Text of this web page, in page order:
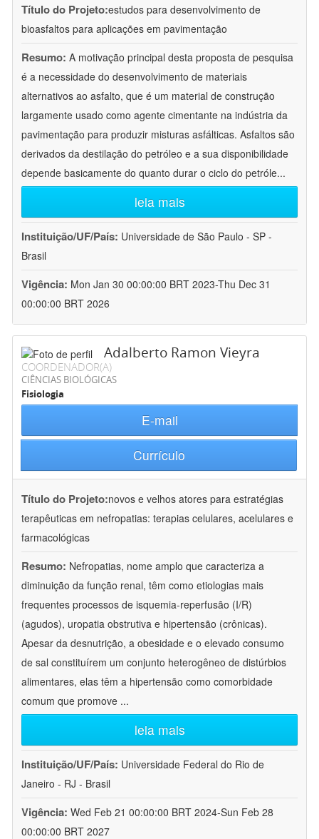
Título do Projeto:estudos para desenvolvimento de
bioasfaltos para aplicações em pavimentação
Resumo: A motivação principal desta proposta de pesquisa
é a necessidade do desenvolvimento de materiais
alternativos ao asfalto, que é um material de construção
largamente usado como agente cimentante na indústria da
pavimentação para produzir misturas asfálticas. Asfaltos são
derivados da destilação do petróleo e a sua disponibilidade
depende basicamente do quanto durar o ciclo do petróle...
leia mais
Instituição/UF/País: Universidade de São Paulo - SP -
Brasil
Vigência: Mon Jan 30 00:00:00 BRT 2023-Thu Dec 31
00:00:00 BRT 2026
Adalberto Ramon Vieyra
COORDENADOR(A)
CIÊNCIAS BIOLÓGICAS
Fisiologia
E-mail
Currículo
Título do Projeto:novos e velhos atores para estratégias
terapêuticas em nefropatias: terapias celulares, acelulares e
farmacológicas
Resumo: Nefropatias, nome amplo que caracteriza a
diminuição da função renal, têm como etiologias mais
frequentes processos de isquemia-reperfusão (I/R)
(agudos), uropatia obstrutiva e hipertensão (crônicas).
Apesar da desnutrição, a obesidade e o elevado consumo
de sal constituírem um conjunto heterogêneo de distúrbios
alimentares, elas têm a hipertensão como comorbidade
comum que promove ...
leia mais
Instituição/UF/País: Universidade Federal do Rio de
Janeiro - RJ - Brasil
Vigência: Wed Feb 21 00:00:00 BRT 2024-Sun Feb 28
00:00:00 BRT 2027